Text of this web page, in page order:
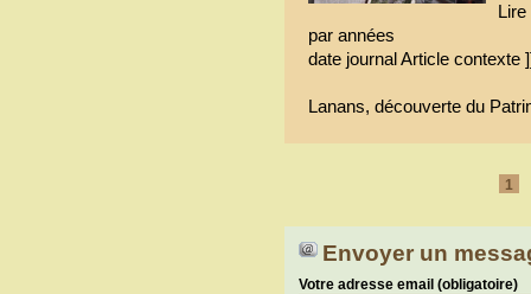
par années
date journal Article contexte
Lanans, découverte du
1
Envoyer un
Votre adresse email (obligatoire)